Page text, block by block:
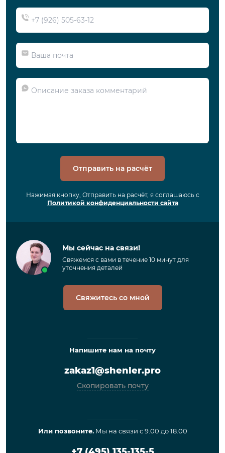
Отправить на расчёт
Нажимая кнопку, Отправить на расчёт, я соглашаюсь с
Политикой конфиденциальности сайта
Мы сейчас на связи!
Свяжемся с вами в течение 10 минут для
уточнения деталей
Свяжитесь со мной
Напишите нам на почту
zakaz1@shenler.pro
Скопировать почту
Или позвоните.Мы на связи с 9.00 до 18.00